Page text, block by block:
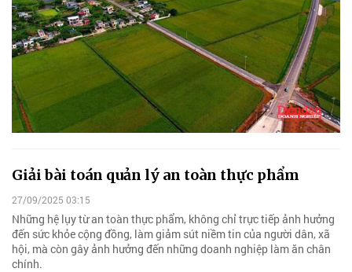
Giải bài toán quản lý an toàn thực phẩm
27/09/2025 03:15
Những hệ lụy từ an toàn thực phẩm, không chỉ trực tiếp ảnh hưởng
đến sức khỏe cộng đồng, làm giảm sút niềm tin của người dân, xã
hội, mà còn gây ảnh hưởng đến những doanh nghiệp làm ăn chân
chính.